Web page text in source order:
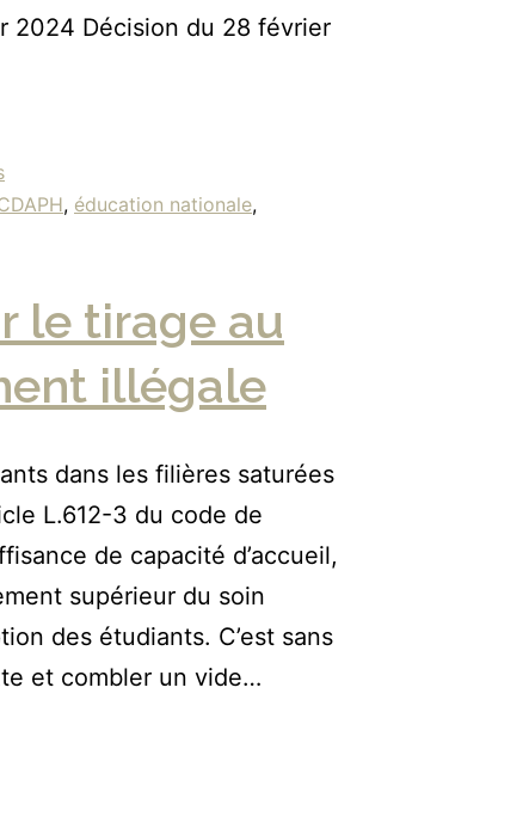
Décision du 28 février
, éducation nationale,
le tirage au
illégale
dans les filières saturées
L.612-3 du code de
de capacité d’accueil,
supérieur du soin
des étudiants. C’est sans
et combler un vide…